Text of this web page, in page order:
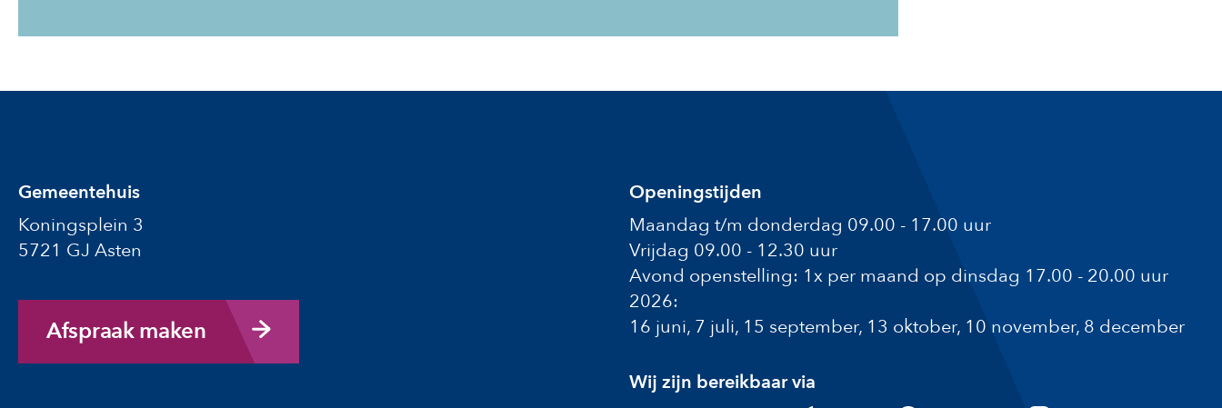
Gemeentehuis
Koningsplein 3
5721 GJ Asten
Afspraak maken
Openingstijden
Maandag t/m donderdag 09.00 - 17.00 uur
Vrijdag 09.00 - 12.30 uur
Avond openstelling: 1x per maand op dinsdag 17.00 - 20.00 uur
2026:
16 juni, 7 juli, 15 september, 13 oktober, 10 november, 8 december
Wij zijn bereikbaar via